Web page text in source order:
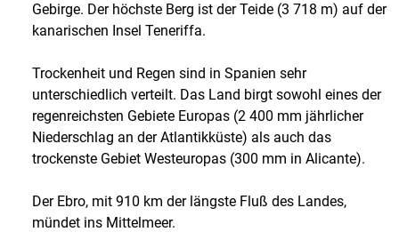
Gebirge. Der höchste Berg ist der Teide (3 718 m) auf der
kanarischen Insel Teneriffa.
Trockenheit und Regen sind in Spanien sehr
unterschiedlich verteilt. Das Land birgt sowohl eines der
regenreichsten Gebiete Europas (2 400 mm jährlicher
Niederschlag an der Atlantikküste) als auch das
trockenste Gebiet Westeuropas (300 mm in Alicante).
Der Ebro, mit 910 km der längste Fluß des Landes,
mündet ins Mittelmeer.